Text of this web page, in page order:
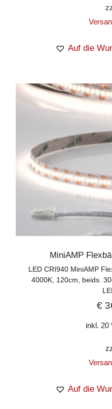
Auf die
MiniAMP
LED CRI940 MiniAMP
4000K, 120cm, beids.
€
inkl. 20
Auf die